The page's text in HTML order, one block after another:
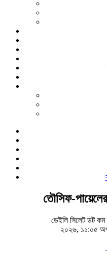
তৌসিফ-
ডেইলি সিলেট ডট কম
২০২৬, ১১:০৫